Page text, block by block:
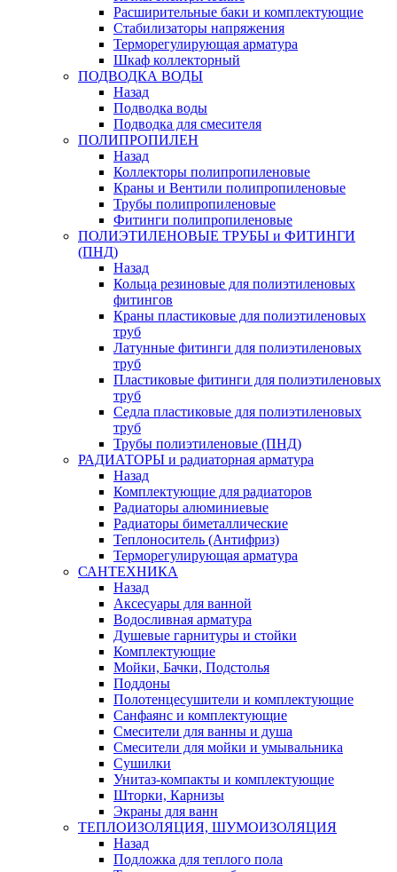
Расширительные баки и комплектующие
Стабилизаторы напряжения
Терморегулирующая арматура
Шкаф коллекторный
ПОДВОДКА ВОДЫ
Назад
Подводка воды
Подводка для смесителя
ПОЛИПРОПИЛЕН
Назад
Коллекторы полипропиленовые
Краны и Вентили полипропиленовые
Трубы полипропиленовые
Фитинги полипропиленовые
ПОЛИЭТИЛЕНОВЫЕ ТРУБЫ и ФИТИНГИ
(ПНД)
Назад
Кольца резиновые для полиэтиленовых
фитингов
Краны пластиковые для полиэтиленовых
труб
Латунные фитинги для полиэтиленовых
труб
Пластиковые фитинги для полиэтиленовых
труб
Седла пластиковые для полиэтиленовых
труб
Трубы полиэтиленовые (ПНД)
РАДИАТОРЫ и радиаторная арматура
Назад
Комплектующие для радиаторов
Радиаторы алюминиевые
Радиаторы биметаллические
Теплоноситель (Антифриз)
Терморегулирующая арматура
САНТЕХНИКА
Назад
Аксесуары для ванной
Водосливная арматура
Душевые гарнитуры и стойки
Комплектующие
Мойки, Бачки, Подстолья
Поддоны
Полотенцесушители и комплектующие
Санфаянс и комплектующие
Смесители для ванны и душа
Смесители для мойки и умывальника
Сушилки
Унитаз-компакты и комплектующие
Шторки, Карнизы
Экраны для ванн
ТЕПЛОИЗОЛЯЦИЯ, ШУМОИЗОЛЯЦИЯ
Назад
Подложка для теплого пола